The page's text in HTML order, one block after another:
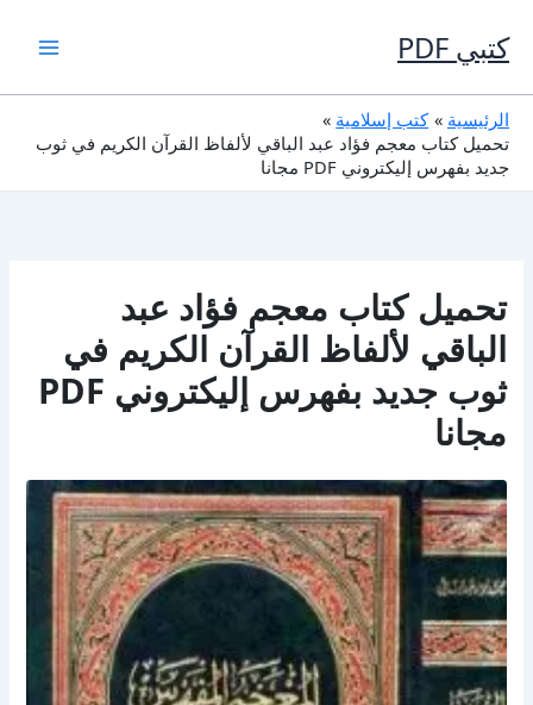
إلى
المحتوى
كتبي PDF
الرئيسية
كتب إسلامية
تحميل كتاب معجم فؤاد عبد الباقي لألفاظ القرآن الكريم في ثوب
جديد بفهرس إليكتروني PDF مجانا
تحميل كتاب معجم فؤاد عبد
الباقي لألفاظ القرآن الكريم في
ثوب جديد بفهرس إليكتروني PDF
مجانا